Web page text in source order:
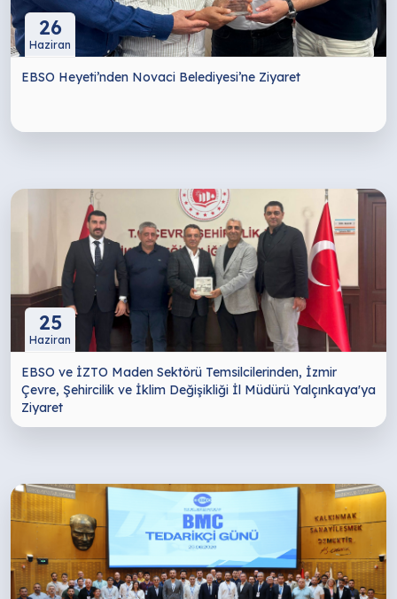
26
Haziran
EBSO Heyeti’nden Novaci Belediyesi’ne Ziyaret
25
Haziran
EBSO ve İZTO Maden Sektörü Temsilcilerinden, İzmir
Çevre, Şehircilik ve İklim Değişikliği İl Müdürü Yalçınkaya'ya
Ziyaret